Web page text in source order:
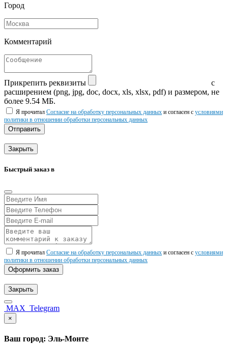
Город
Комментарий
Прикрепить реквизиты
с
расширением (png, jpg, doc, docx, xls, xlsx, pdf) и размером, не
более 9.54 МБ.
Я прочитал Согласие на обработку персональных данных и согласен с условиями
политики в отношении обработки персональных данных
Отправить
Закрыть
Быстрый заказ в
Я прочитал Согласие на обработку персональных данных и согласен с условиями
политики в отношении обработки персональных данных
Оформить заказ
Закрыть
MAX Telegram
×
Ваш город: Эль-Монте